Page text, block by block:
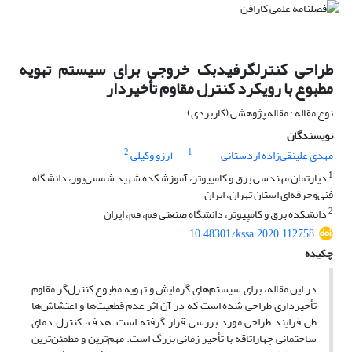
طراحی کنترلگرفیدبک خروجی برای سیستم تهویه
مطبوع با رویکرد کنترل مقاوم تأخیردار
نوع مقاله : مقاله پژوهشی (کاربردی)
نویسندگان
مهدی علینقی‌زاده اردستانی
1 آرزو وکیلی2
1 دپارتمان مهندسی برق و کامپیوتر، آموزشکده شهید شمسی‌پور، دانشگاه
فنی‌و‌حرفه‌ای استان تهران، ایران
2دانشکده برق و کامپیوتر، دانشگاه صنعتی قم، قم، ایران
10.48301/kssa.2020.112758
چکیده
در این مقاله، برای سیستم‌های گرمایش و تهویه مطبوع کنترل‌گر مقاوم
تأخیرداری طراحی شده است که در آن اثر عدم قطعیت‌ها و اغتشاش‌ها
طی فرایند طراحی مورد بررسی قرار گرفته است. هدف، کنترل دمای
ساختمانی چهار‌اتاقه با تأخیر زمانی بزرگ است. مهم‌ترین و مطمئن‌ترین